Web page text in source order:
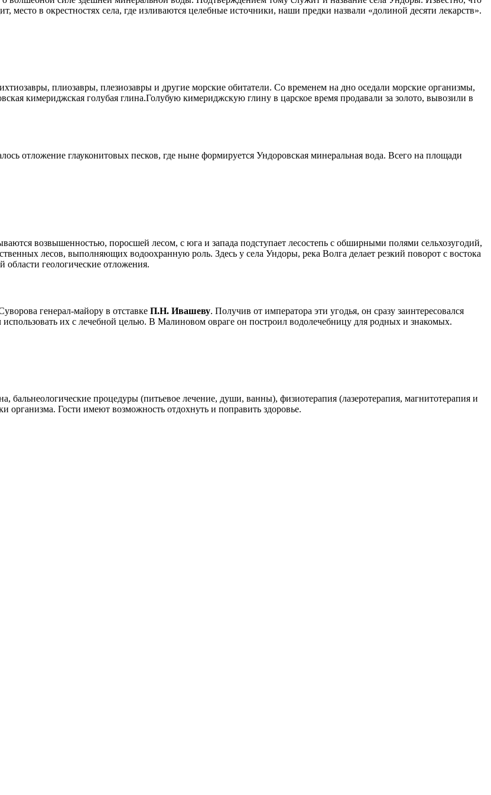
место в окрестностях села, где изливаются целебные источники, наши предки назвали «долиной десяти лекарств».
плиозавры, плезиозавры и другие морские обитатели. Со временем на дно оседали морские организмы,
кимериджская голубая глина.Голубую кимериджскую глину в царское время продавали за золото, вывозили в
отложение глауконитовых песков, где ныне формируется Ундоровская минеральная вода. Всего на площади
возвышенностью, поросшей лесом, с юга и запада подступает лесостепь с обширными полями сельхозугодий,
лесов, выполняющих водоохранную роль. Здесь у села Ундоры, река Волга делает резкий поворот с востока
области геологические отложения.
генерал-майору в отставке П.Н. Ивашеву. Получив от императора эти угодья, он сразу заинтересовался
их с лечебной целью. В Малиновом овраге он построил водолечебницу для родных и знакомых.
бальнеологические процедуры (питьевое лечение, души, ванны), физиотерапия (лазеротерапия, магнитотерапия и
организма. Гости имеют возможность отдохнуть и поправить здоровье.